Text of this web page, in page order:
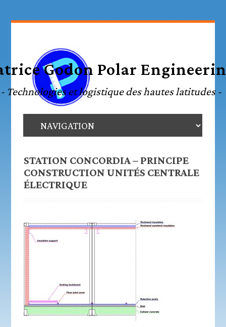
STATION CONCORDIA – PRINCIPE
CONSTRUCTION UNITÉS CENTRALE
ÉLECTRIQUE